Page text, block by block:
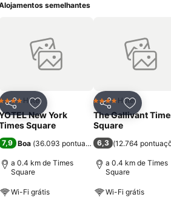
e cadeiras ergonômicas. Os banheiros
ramal. As seguintes comodidades
solicitadas: roupas de cama antialérgicas
O serviço de arrumação de quartos é
bar/louge, café e jornais no lobby
Um business center 24 h está no local
almoço é servido todas as
é pago.
semelhantes
PartilharAdicionar aos favoritos
EstrelasHotel
New York
Square
7,9 Boa (36.093 pontuações)
a 0.4 km de Times
Square
Wi-Fi grátis
Partilhar
4 EstrelasHotel
The Gallivant
Square
6,3 (12.764
a 0.4 km de Times
Square
Wi-Fi grátis